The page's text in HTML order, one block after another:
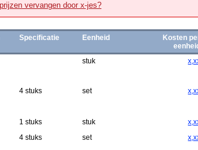
vervangen door x-jes?
Specificatie Eenheid
Kosten
stuk
4 stuks set
1 stuks stuk
4 stuks
set